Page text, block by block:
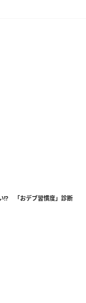
!? 「おデブ習慣度」診断